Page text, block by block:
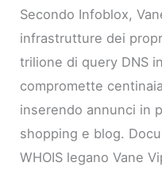
Secondo Infoblox,
infrastrutture dei
trilione di query DNS
compromette
inserendo annunci in
shopping e blog.
WHOIS legano Vane